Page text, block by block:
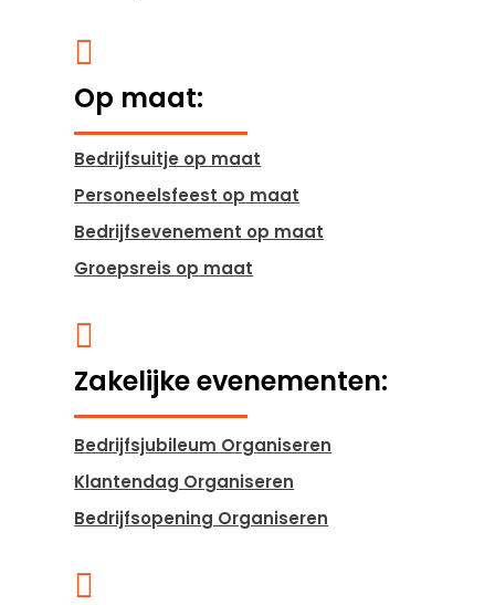

Op maat:
Bedrijfsuitje op maat
Personeelsfeest op maat
Bedrijfsevenement op maat
Groepsreis op maat

Zakelijke evenementen:
Bedrijfsjubileum Organiseren
Klantendag Organiseren
Bedrijfsopening Organiseren
